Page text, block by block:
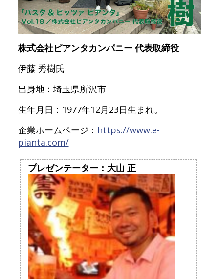
株式会社ピアンタカンパニー 代表取締役
伊藤 秀樹氏
出身地：埼玉県所沢市
生年月日：1977年12月23日生まれ。
企業ホームページ： https://www.e-
pianta.com/
プレゼンテーター：大山 正